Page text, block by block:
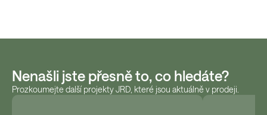
Nenašli jste přesně to, co hledáte?
Prozkoumejte další projekty JRD, které jsou aktuálně v prodeji.